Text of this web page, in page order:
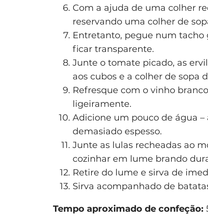
Com a ajuda de uma colher
reservando uma colher de
Entretanto, pegue num tacho
ficar transparente.
Junte o tomate picado, as
aos cubos e a colher de sopa
Refresque com o vinho
ligeiramente.
Adicione um pouco de água
demasiado espesso.
Junte as lulas recheadas ao
cozinhar em lume brando
Retire do lume e sirva de
Sirva acompanhado de
Tempo aproximado de confeção: